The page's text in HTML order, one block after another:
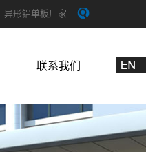
异形铝单板厂家
联系我们